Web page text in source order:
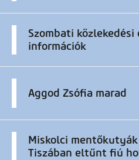
Szombati
információk
Aggod Zsófia marad
Miskolci
Tiszában eltűnt fiú